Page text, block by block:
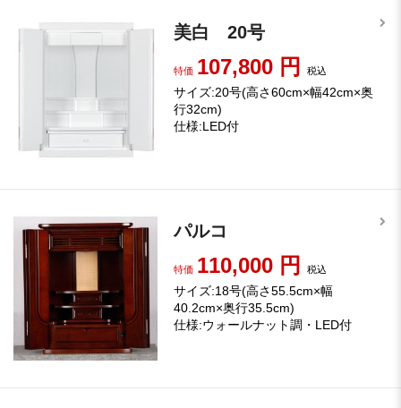
美白 20号
特価 107,800 円税込
サイズ:20号(高さ60cm×幅42cm×奥
行32cm)
仕様:LED付
パルコ
特価 110,000 円税込
サイズ:18号(高さ55.5cm×幅
40.2cm×奥行35.5cm)
仕様:ウォールナット調・LED付